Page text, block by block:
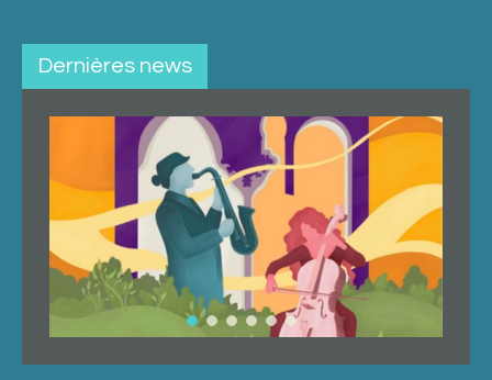
Dernières news